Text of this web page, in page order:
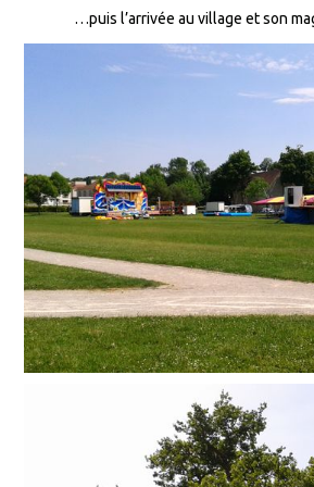
…puis l’arrivée au village et son